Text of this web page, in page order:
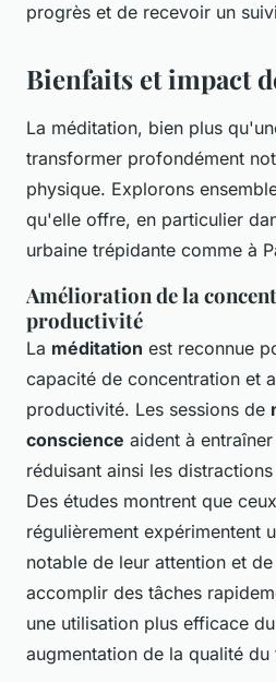
progrès et de recevoir un
Bienfaits et impact
La méditation, bien plus
transformer profondément
physique. Explorons
qu'elle offre, en particulier
urbaine trépidante comme à
Amélioration de la
productivité
La méditation est reconnue
capacité de concentration et
productivité. Les sessions de
conscience aident à
réduisant ainsi les
Des études montrent que
régulièrement expérimentent
notable de leur attention et
accomplir des tâches
une utilisation plus efficace
augmentation de la qualité